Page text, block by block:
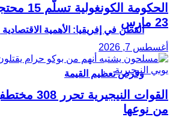
القطن في إفريقيا: الأهمية الاقتصادية
وفرص تعظيم القيمة
الحكومة
23 مارس
أغسطس 7, 2026
القوات
من نوعها